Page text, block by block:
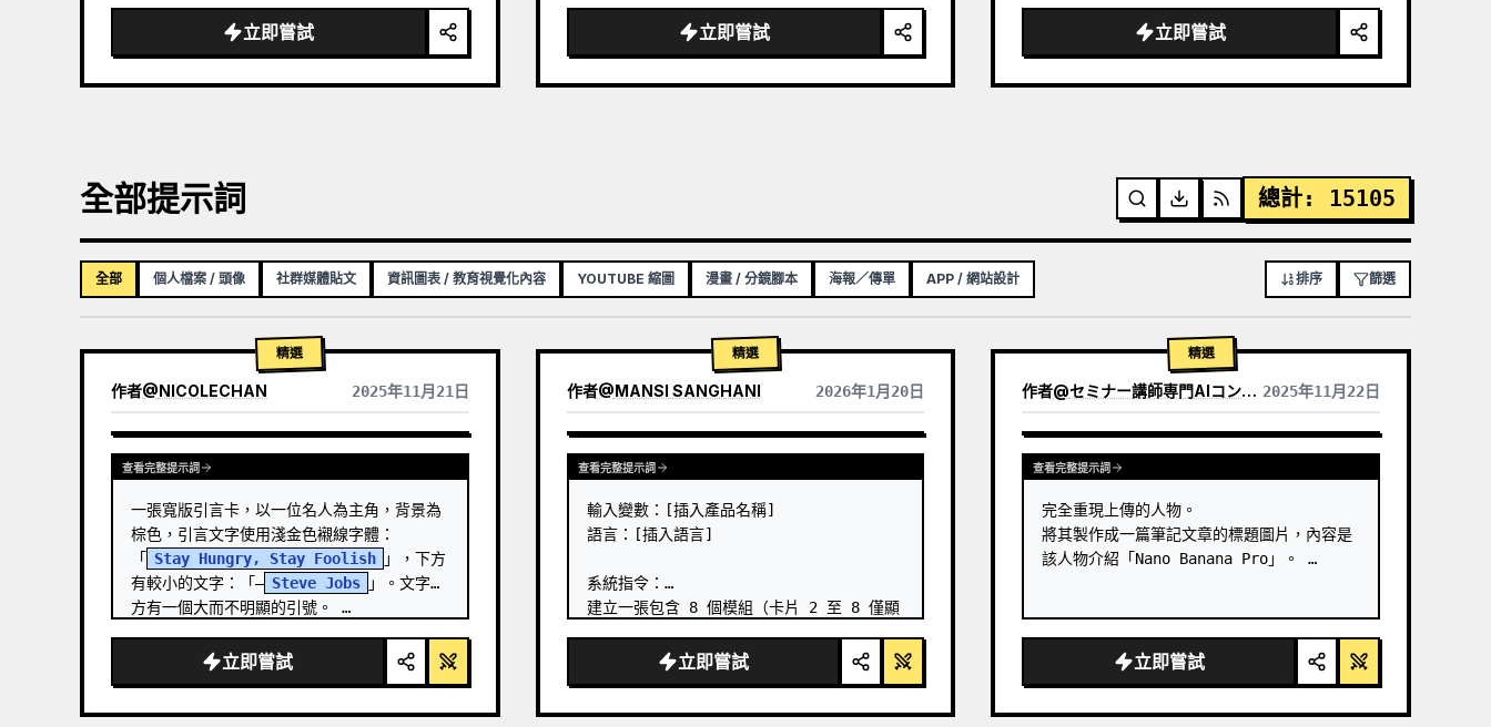
立即嘗試
natural skin tone, shallow…
立即嘗試
her left. She has long straight
dark brown hair with soft bangs,…
立即嘗試
全部提示詞 總計: 15105
全部 個人檔案 / 頭像 社群媒體貼文 資訊圖表 / 教育視覺化內容 YOUTUBE 縮圖 漫畫 / 分鏡腳本 海報／傳單 APP / 網站設計 排序 篩選
精選
作者@NICOLECHAN 2025年11月21日
查看其他模型的結果
查看完整提示詞
一張寬版引言卡，以一位名人為主角，背景為
棕色，引言文字使用淺金色襯線字體：
「
Stay Hungry, Stay Foolish
」，下方
有較小的文字：「— Steve Jobs
」。文字前
方有一個大而不明顯的引號。 …
立即嘗試
精選
作者@MANSI SANGHANI 2026年1月20日
查看其他模型的結果
查看完整提示詞
輸入變數：[插入產品名稱]
語言：[插入語言]
系統指令：
建立一張包含 8 個模組（卡片 2 至 8 僅顯
1) 產品分析：
立即嘗試
精選
作者@セミナー講師専門AIコンシェルジュ｜工藤 晶 2025年11月22日
查看其他模型的結果
查看完整提示詞
完全重現上傳的人物。
將其製作成一篇筆記文章的標題圖片，內容是
該人物介紹「Nano Banana Pro」。 …
立即嘗試